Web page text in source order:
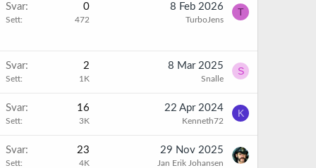
Svar 0
Sett 472
8 Feb 2026
TurboJens
T
Svar 2
Sett 1K
8 Mar 2025
Snalle
S
Svar 16
Sett 3K
22 Apr 2024
Kenneth72
K
Svar 23
Sett 4K
29 Nov 2025
Jan Erik Johansen